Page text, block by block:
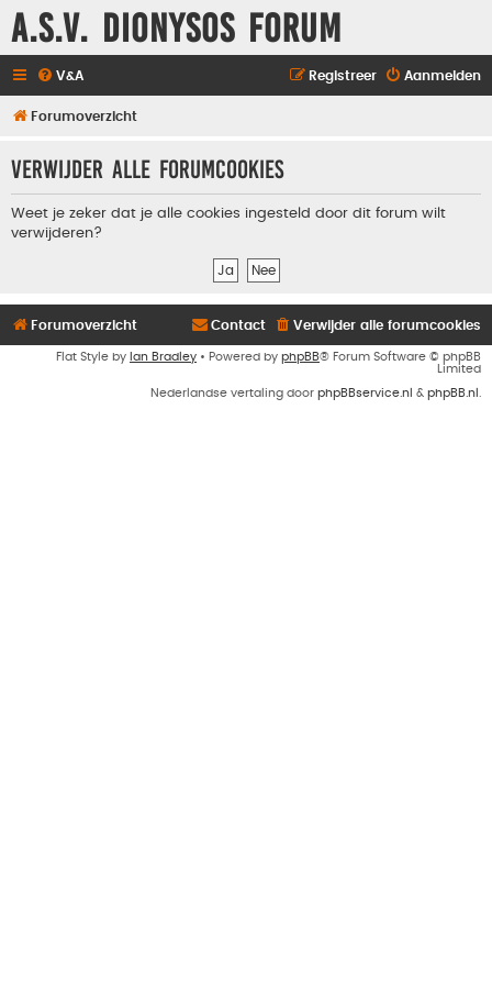
A.S.V. Dionysos Forum
V&A Aanmelden
Registreer
Forumoverzicht
Verwijder alle forumcookies
Weet je zeker dat je alle cookies ingesteld door dit forum wilt
verwijderen?
Forumoverzicht Verwijder alle forumcookies
Contact
Flat Style by Ian Bradley • Powered by phpBB® Forum Software © phpBB
Limited
Nederlandse vertaling door phpBBservice.nl & phpBB.nl